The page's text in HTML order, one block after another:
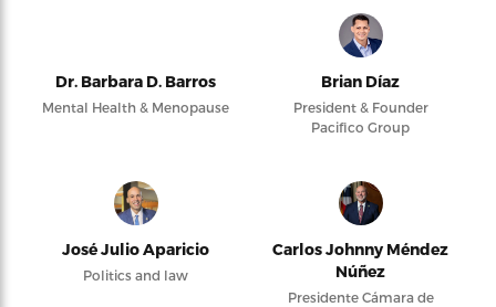
Dr. Barbara D. Barros
Mental Health & Menopause
Brian Díaz
President & Founder
Pacifico Group
José Julio Aparicio
Politics and law
Carlos Johnny Méndez
Núñez
Presidente Cámara de